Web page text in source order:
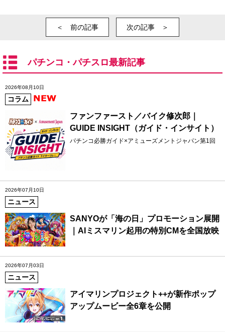
＜ 前の記事 次の記事 ＞
パチンコ・パチスロ最新記事
2026年08月10日
コラム
ファンファースト／バイク修次郎｜
GUIDE INSIGHT（ガイド・インサイト）
パチンコ必勝ガイド×アミューズメントジャパン第1回
2026年07月10日
ニュース
SANYOが「海の日」プロモーション展開
｜AIミスマリン起用の特別CMを全国放映
2026年07月03日
ニュース
アイマリンプロジェクト++が新作ポップ
アップムービー全6章を公開